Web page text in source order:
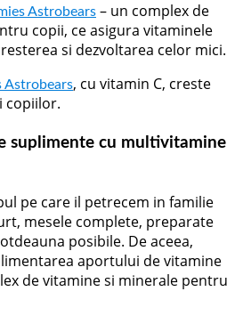
Astrobears – un complex de
copii, ce asigura vitaminele
si dezvoltarea celor mici.
Astrobears, cu vitamin C, creste
copiilor.
suplimente cu multivitamine
pe care il petrecem in familie
mesele complete, preparate
posibile. De aceea,
aportului de vitamine
de vitamine si minerale pentru